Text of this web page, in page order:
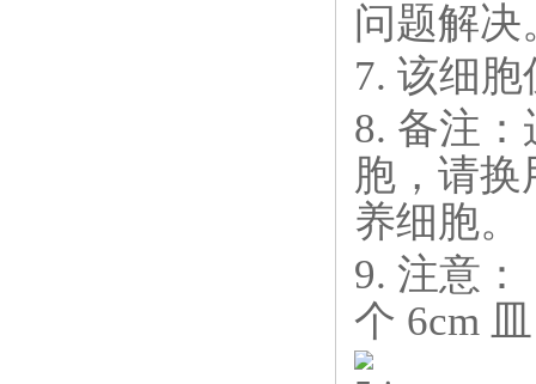
问题解决
7. 该细
8. 备注
胞，请
养细胞
9. 注意
个 6cm